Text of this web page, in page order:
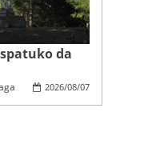
da
2026/08/07